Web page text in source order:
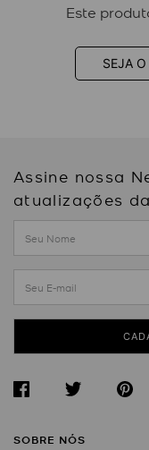
Este
SEJA O
Assine nossa
atualizações
SOBRE NÓS